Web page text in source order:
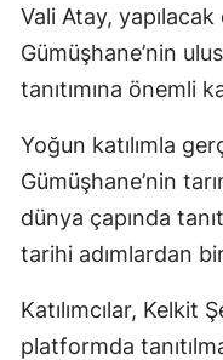
Vali Atay,
Gümüşhane’nin
tanıtımına önemli
Yoğun katılımla
Gümüşhane’nin
dünya çapında
tarihi adımlardan
Katılımcılar, Kelkit
platformda